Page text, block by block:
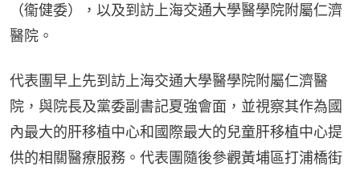
（衞健委），以及到訪上海交通大學醫學院附屬仁濟
醫院。
代表團早上先到訪上海交通大學醫學院附屬仁濟醫
院，與院長及黨委副書記夏強會面，並視察其作為國
內最大的肝移植中心和國際最大的兒童肝移植中心提
供的相關醫療服務。代表團隨後參觀黃埔區打浦橋街